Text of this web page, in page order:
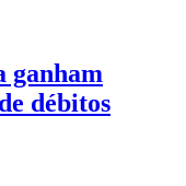
ganham
débitos